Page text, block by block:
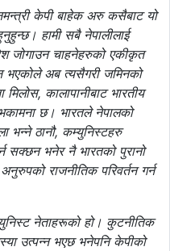
केपी बाहेक अरु कसैबाट यो
हामी सबै नेपालीलाई
जोगाउन चाहनेहरुको एकीकृत
भएकोले अब त्यसैगरी जमिनको
कालापानीबाट भारतीय
छ। भारतले नेपालको
भन्ने ठानौ, कम्युनिस्टहरु
सक्छन भनेर नै भारतको पुरानो
राजनीतिक परिवर्तन गर्न
नेताहरूको हो। कुटनीतिक
उत्पन्न भएछ भनेपनि केपीको